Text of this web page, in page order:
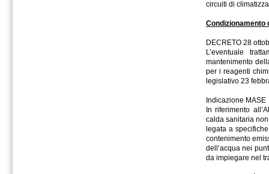
circuiti di
Condizionamento
DECRETO 28
L’eventuale
mantenimento
per i reagenti
legislativo 23
Indicazione MASE
In riferimento
calda sanitaria
legata a
contenimento
dell’acqua nei
da impiegare nel